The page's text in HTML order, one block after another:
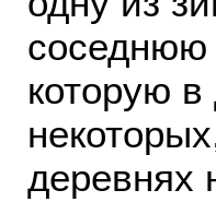
соседнюю
которую
деревнях